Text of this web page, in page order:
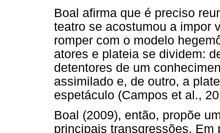
Boal afirma que é preciso
teatro se acostumou a impor
romper com o modelo
atores e plateia se dividem:
detentores de um
assimilado e, de outro, a
espetáculo (Campos et al.,
Boal (2009), então, propõe
principais transgressões. Em